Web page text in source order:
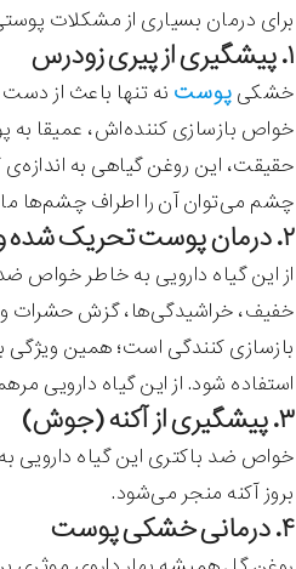
برای درمان بسیاری از مشکلات
۱. پیشگیری از پیری زودرس
خشکی پوست نه تنها باعث از
خواص بازسازی کننده‌اش، عمیقا
حقیقت، این روغن گیاهی به
چشم می‌توان آن را اطراف چشم‌ها
۲. درمان پوست تحریک شده و زخمی
از این گیاه دارویی به خاطر خواص
خفیف، خراشیدگی‌ها، گزش حشرات و
بازسازی کنندگی است؛ همین
استفاده شود. از این گیاه دارویی
۳. پیشگیری از آکنه (جوش)
خواص ضد باکتری این گیاه دارویی
بروز آکنه منجر می‌شود.
۴. درمانی خشکی پوست